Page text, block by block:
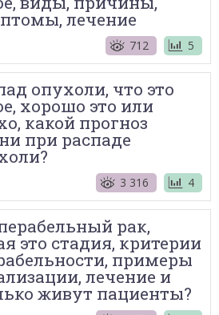
лечение
712 5
опухоли, что это
хорошо это или
какой прогноз
при распаде
3 316 4
рак,
это стадия, критерии
примеры
лечение и
живут пациенты?